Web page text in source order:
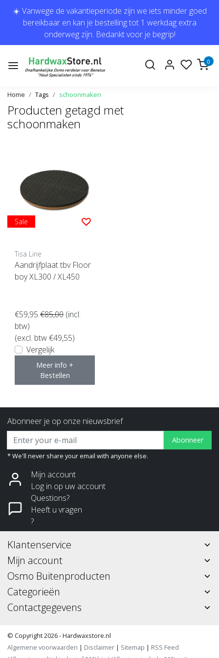
☀️ Vanwege de vakantieperiode zijn we iets minder goed
bereikbaar en kan je bestelling tot 1 werkdag extra
onderweg zijn. Bedankt voor je begrip!
0
Home Tags schoonmaken
Producten getagd met
schoonmaken
Sale
Tisa Line
Aandrijfplaat tbv Floor
boy XL300 / XL450
€59,95 €85,00 (incl.
btw)
(excl. btw €49,55)
Vergelijk
Meer info +
Bestellen
Abonneer je op onze nieuwsbrief
Abonneer
* We'll never share your email with anyone else.
Mijn account
Log in op uw account
Questions?
Heeft u vragen
?
Klantenservice
Mijn account
Osmo Buitenproducten
Categorieën
Contactgegevens
© Copyright 2026 - Hardwaxstore.nl
Algemene voorwaarden | Disclaimer | Sitemap | RSS Feed